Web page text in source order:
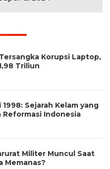
Korupsi Laptop,
Triliun
Sejarah Kelam yang
Reformasi Indonesia
Militer Muncul Saat
Memanas?